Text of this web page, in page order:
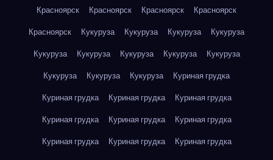
Красноярск
Красноярск Красноярск
Красноярск
Красноярск
Кукуруза Кукуруза Кукуруза
Кукуруза
Кукуруза
Кукуруза Кукуруза Кукуруза
Кукуруза
Кукуруза
Кукуруза Кукуруза
Куриная грудка
Куриная грудка
Куриная грудка
Куриная грудка
Куриная грудка
Куриная грудка
Куриная грудка
Куриная грудка
Куриная грудка
Куриная грудка